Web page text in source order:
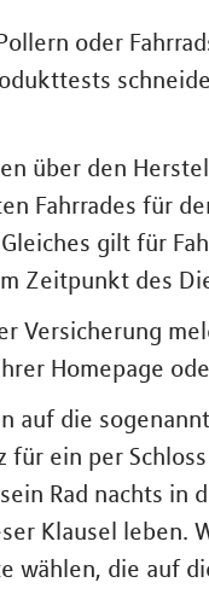
oder
über den
Fahrrades für
gilt für
Zeitpunkt des
Versicherung
Homepage
auf die
ein per
Rad nachts
Klausel leben.
wählen, die auf